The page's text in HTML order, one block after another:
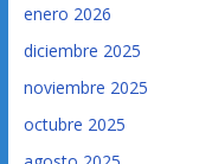
enero 2026
diciembre 2025
noviembre 2025
octubre 2025